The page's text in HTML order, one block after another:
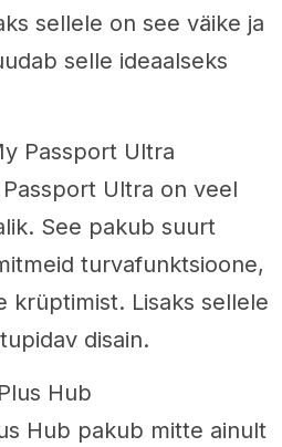
sellele on see väike ja
selle ideaalseks
Passport Ultra
Ultra on veel
See pakub suurt
turvafunktsioone,
krüptimist. Lisaks sellele
disain.
Hub
Hub pakub mitte ainult